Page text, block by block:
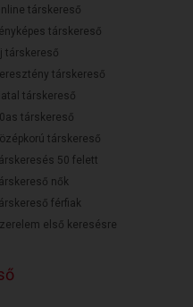
társkereső
társkereső
társkereső
társkereső
társkereső
társkereső
társkereső
50 felett
nők
férfiak
első keresésre